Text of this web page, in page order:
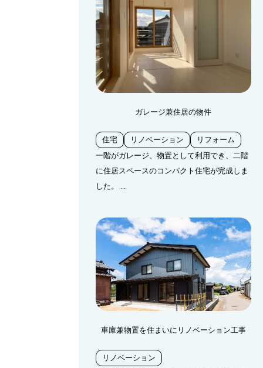
ガレージ兼住居の物件
住宅 リノベーション
リフォーム
一階がガレージ、物置として利用でき、二階
に住居スペースのコンパクト住宅が完成しま
した。 ...
車庫兼物置を住まいにリノベーション工事
リノベーション